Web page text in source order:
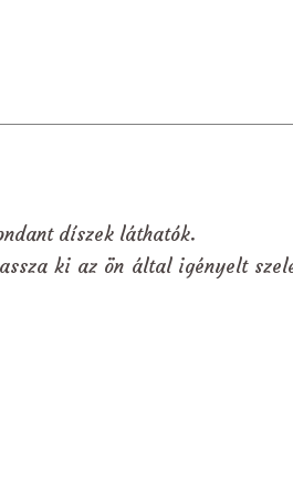
díszek láthatók.
ki az ön által igényelt